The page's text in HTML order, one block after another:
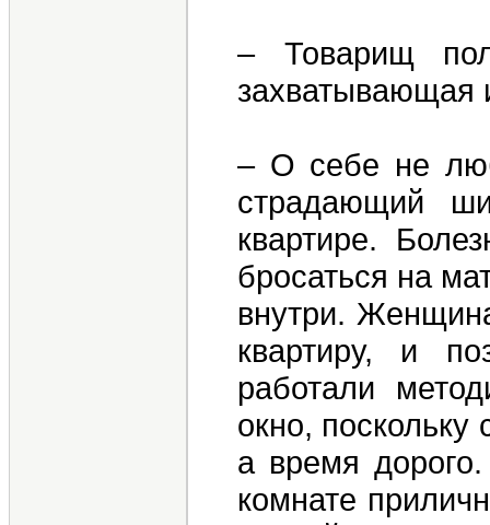
– Товарищ
захватывающая
– О себе не
страдающий
квартире.
бросаться на
внутри.
квартиру, и
работали
окно,
а время
комнате